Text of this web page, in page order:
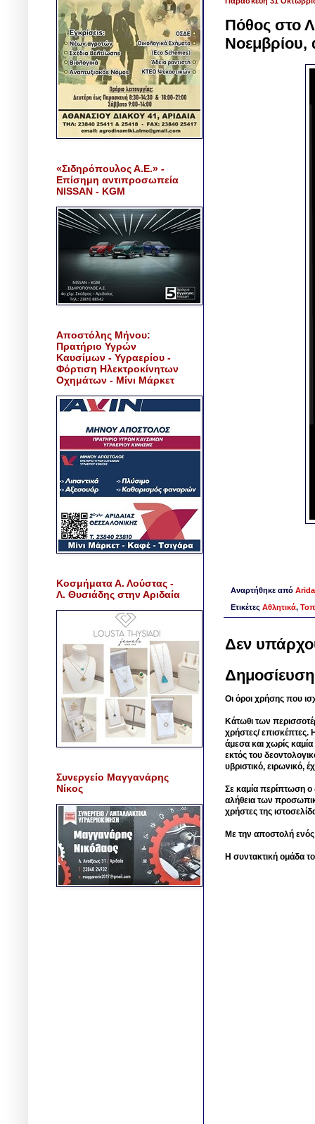
Πόθος στο
Νοεμβρίου,
Αναρτήθηκε από
Ετικέτες Αθλητικά,
Δεν
Οι όροι χρήσης που
Κάτωθι των
χρήστες/ επισκέπτες.
άμεσα και χωρίς
εκτός του
υβριστικό, ειρωνικό,
Σε καμία περίπτωση ο
αλήθεια των
χρήστες της
Με την αποστολή
Η συντακτική ομάδα
«Σιδηρόπουλος Α.Ε.» -
Επίσημη αντιπροσωπεία
NISSAN - KGM
Αποστόλης Μήνου:
Πρατήριο Υγρών
Καυσίμων - Υγραερίου -
Φόρτιση Ηλεκτροκίνητων
Οχημάτων - Μίνι Μάρκετ
Κοσμήματα Α. Λούστας -
Λ. Θυσιάδης στην Αριδαία
Συνεργείο Μαγγανάρης
Νίκος